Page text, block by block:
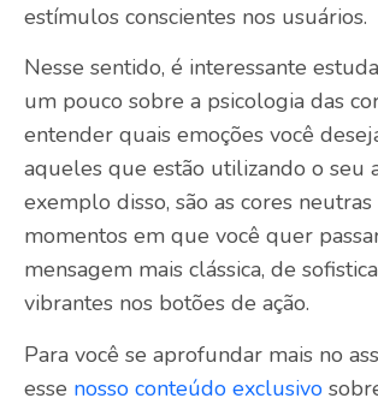
estímulos conscientes nos usuários.
Nesse sentido, é interessante
um pouco sobre a psicologia das
entender quais emoções você
aqueles que estão utilizando o seu
exemplo disso, são as cores neutras
momentos em que você quer
mensagem mais clássica, de
vibrantes nos botões de ação.
Para você se aprofundar mais no
esse nosso conteúdo exclusivo